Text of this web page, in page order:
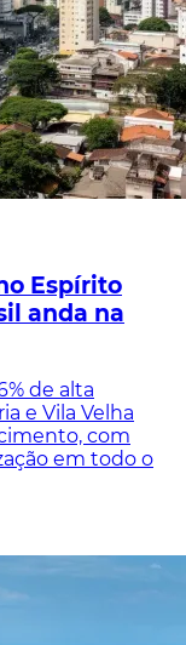
Espírito
anda na
de alta
e Vila Velha
com
em todo o